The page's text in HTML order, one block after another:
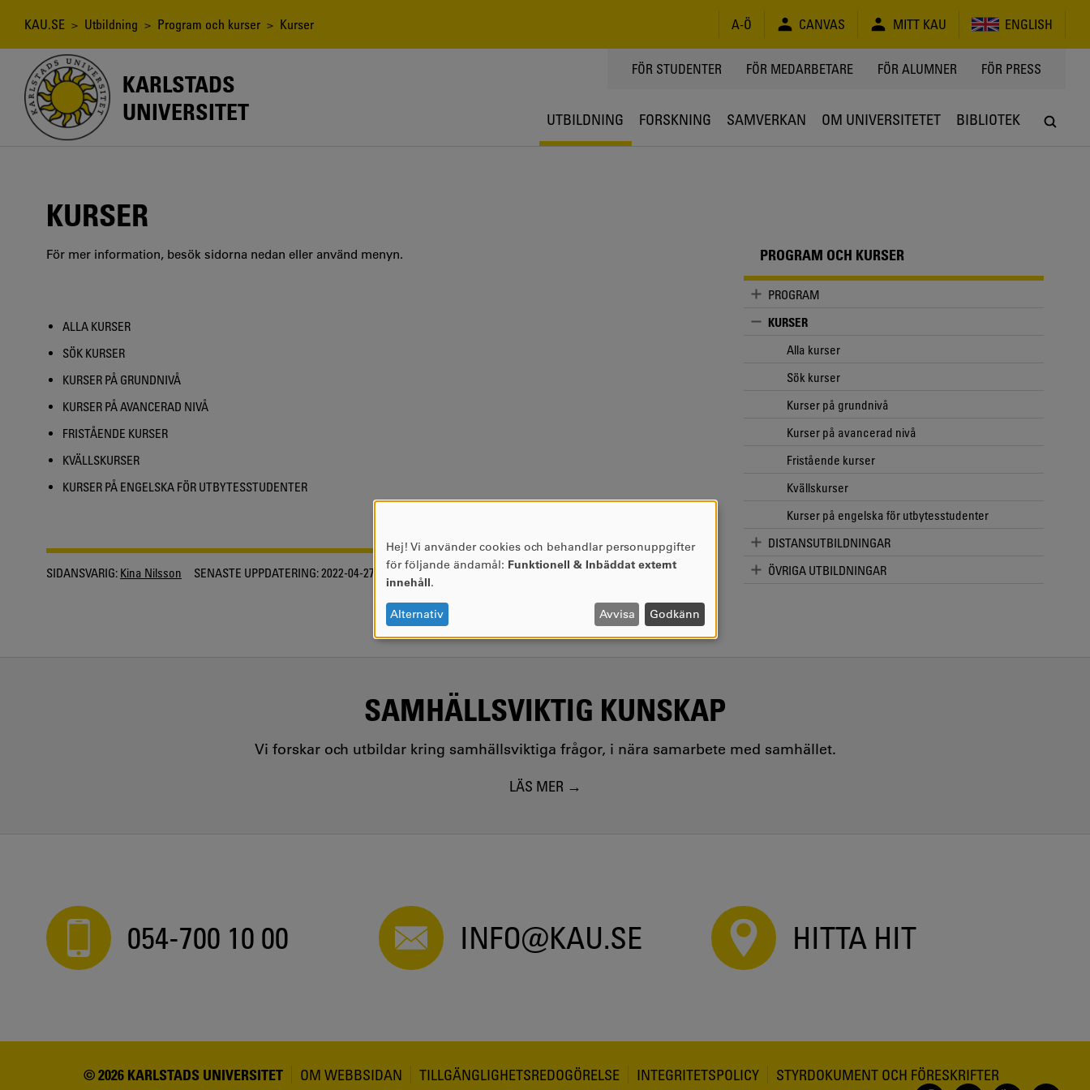
Länkstig
KAU.SE > Utbildning > Program och kurser > Kurser A-Ö CANVAS MITT KAU ENGLISH
KARLSTADS
UNIVERSITET
TOPPMENY
FÖR STUDENTER FÖR MEDARBETARE FÖR ALUMNER FÖR PRESS
UTBILDNING FORSKNING SAMVERKAN OM UNIVERSITETET BIBLIOTEK
KURSER
För mer information, besök sidorna nedan eller använd menyn.
ALLA KURSER
SÖK KURSER
KURSER PÅ GRUNDNIVÅ
KURSER PÅ AVANCERAD NIVÅ
FRISTÅENDE KURSER
KVÄLLSKURSER
KURSER PÅ ENGELSKA FÖR UTBYTESSTUDENTER
SIDANSVARIG: Kina Nilsson SENASTE UPPDATERING:2022-04-27
PROGRAM OCH KURSER
PROGRAM
KURSER
Alla kurser
Sök kurser
Kurser på grundnivå
Kurser på avancerad nivå
Fristående kurser
Kvällskurser
Kurser på engelska för utbytesstudenter
DISTANSUTBILDNINGAR
ÖVRIGA UTBILDNINGAR
SAMHÄLLSVIKTIG KUNSKAP
Vi forskar och utbildar kring samhällsviktiga frågor, i nära samarbete med samhället.
LÄS MER
054-700 10 00 INFO@KAU.SE HITTA HIT
© 2026 KARLSTADS UNIVERSITET OM WEBBSIDAN TILLGÄNGLIGHETSREDOGÖRELSE INTEGRITETSPOLICY STYRDOKUMENT OCH FÖRESKRIFTER
ANVÄNDNING
AV
OCH
COOKIES
Hej! Vi använder cookies och behandlar personuppgifter
för följande ändamål: Funktionell & Inbäddat externt
innehåll.
Alternativ Avvisa Godkänn